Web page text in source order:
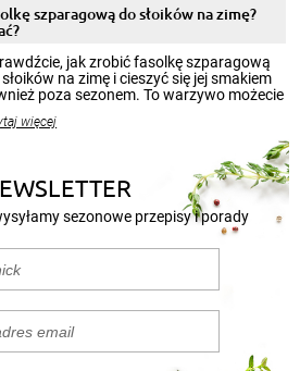
poczuć atmosferę cieplejszych
Przygotowanie słoików ze
które pozwolą zachować świeżość
szparagową do słoików na zimę?
jak zrobić fasolkę szparagową
na zimę i cieszyć się jej smakiem
poza sezonem. To warzywo możecie
propozycje!
więcej
sezonowe przepisy i porady